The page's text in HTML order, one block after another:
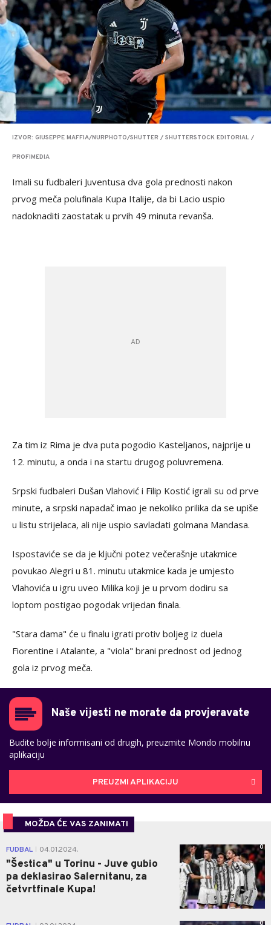
IZVOR: GIUSEPPE MAFFIA/NURPHOTO/SHUTTER / SHUTTERSTOCK EDITORIAL /
PROFIMEDIA
Imali su fudbaleri Juventusa dva gola prednosti nakon
prvog meča polufinala Kupa Italije, da bi Lacio uspio
nadoknaditi zaostatak u prvih 49 minuta revanša.
Za tim iz Rima je dva puta pogodio Kasteljanos, najprije u
12. minutu, a onda i na startu drugog poluvremena.
Srpski fudbaleri Dušan Vlahović i Filip Kostić igrali su od prve
minute, a srpski napadač imao je nekoliko prilika da se upiše
u listu strijelaca, ali nije uspio savladati golmana Mandasa.
Ispostaviće se da je ključni potez večerašnje utakmice
povukao Alegri u 81. minutu utakmice kada je umjesto
Vlahovića u igru uveo Milika koji je u prvom dodiru sa
loptom postigao pogodak vrijedan finala.
"Stara dama" će u finalu igrati protiv boljeg iz duela
Fiorentine i Atalante, a "viola" brani prednost od jednog
gola iz prvog meča.
Naše vijesti ne morate da provjeravate
Budite bolje informisani od drugih, preuzmite Mondo mobilnu
aplikaciju
PREUZMI APLIKACIJU
MOŽDA ĆE VAS ZANIMATI
FUDBAL 04.01.2024.
"Šestica" u Torinu - Juve gubio
pa deklasirao Salernitanu, za
četvrtfinale Kupa!
0